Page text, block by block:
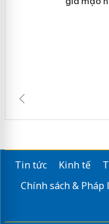
Tin tức Kinh tế
Chính sách & Pháp